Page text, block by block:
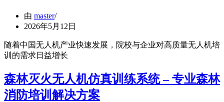
由 master
2026年5月12日
随着中国无人机产业快速发展，院校与企业对高质量无人机培
训的需求日益增长
森林灭火无人机仿真训练系统 – 专业森林
消防培训解决方案